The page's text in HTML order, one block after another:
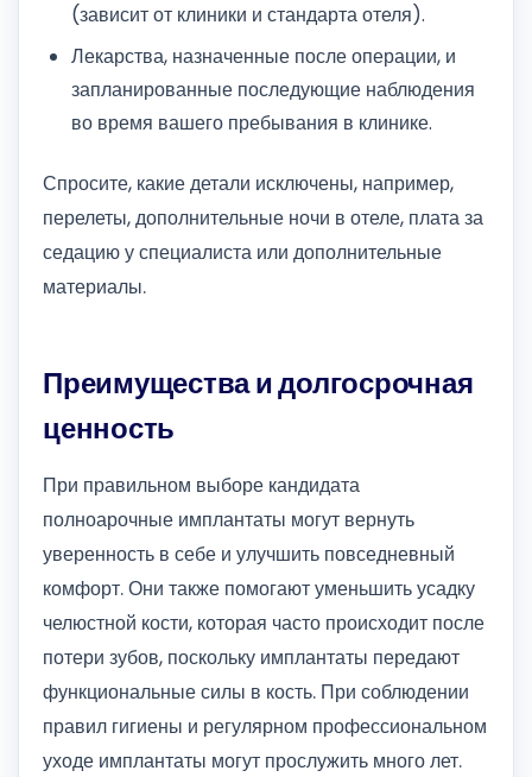
(зависит от клиники и стандарта отеля).
Лекарства, назначенные после операции, и
запланированные последующие наблюдения
во время вашего пребывания в клинике.
Спросите, какие детали исключены, например,
перелеты, дополнительные ночи в отеле, плата за
седацию у специалиста или дополнительные
материалы.
Преимущества и долгосрочная
ценность
При правильном выборе кандидата
полноарочные имплантаты могут вернуть
уверенность в себе и улучшить повседневный
комфорт. Они также помогают уменьшить усадку
челюстной кости, которая часто происходит после
потери зубов, поскольку имплантаты передают
функциональные силы в кость. При соблюдении
правил гигиены и регулярном профессиональном
уходе имплантаты могут прослужить много лет.